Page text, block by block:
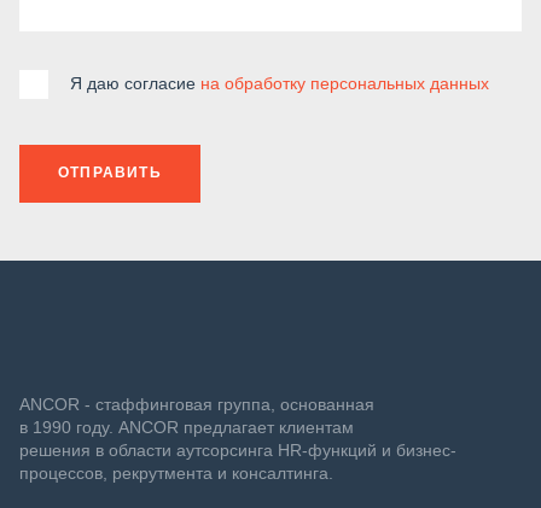
Я даю согласие на обработку персональных данных
ОТПРАВИТЬ
ANCOR - стаффинговая группа, основанная
в 1990 году. ANCOR предлагает клиентам
решения в области аутсорсинга HR-функций и бизнес-
процессов, рекрутмента и консалтинга.